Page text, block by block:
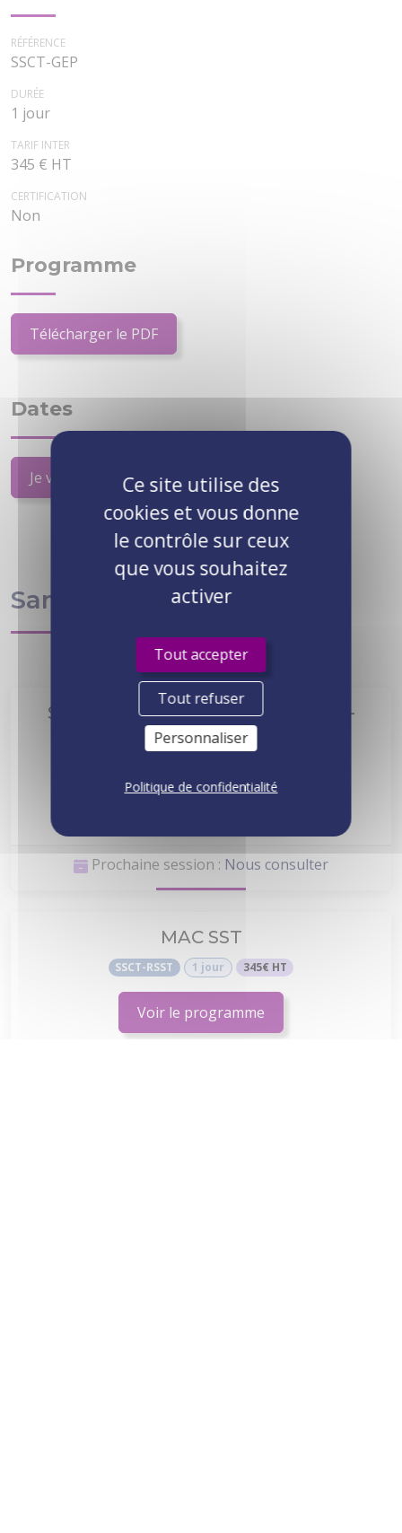
RÉFÉRENCE
SSCT-GEP
DURÉE
1 jour
TARIF INTER
345 € HT
CERTIFICATION
Non
Programme
Télécharger le PDF
Dates
Je veux un devis ou des précisions
Santé et Sécurité
Sauveteur, Secouriste du Travail -
Initial
Prochaine session : Nous consulter
MAC SST
SSCT-RSST 1 jour 345€ HT
Voir le programme
Ce site utilise des
cookies et vous donne
le contrôle sur ceux
que vous souhaitez
activer
Tout accepter
Tout refuser
Personnaliser
Politique de confidentialité